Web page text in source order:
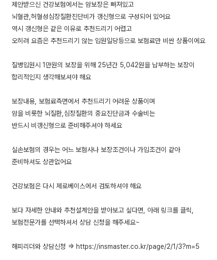
제안받으신 건강보험에서는 암보장은 빠져있고
뇌혈관,허혈성심장질환진단비가 갱신형으로 구성되어 있어요
역시 갱신형은 같은 이유로 추천드리기 어렵고
오히려 요즘은 추천드리기 않는 입원일당등으로 보험료만 비싼 상품이에요
질병입원시 1만원의 보장을 위해 25년간 5,042원을 납부하는 보장이
합리적인지 생각해보셔야 해요
보장내용, 보험료측면에서 추천드리기 어려운 상품이며
암을 비롯한 뇌질환,심장질환의 중요진단금과 수술비는
반드시 비갱신형으로 준비해주셔야 하세요
실손보험의 경우는 어느 보험사나 보장조건이나 가입조건이 같아
준비하셔도 상관없어요
건강보험은 다시 제로베이스에서 검토하셔야 해요
보다 자세한 안내와 추천설계안을 받아보고 싶다면, 아래 링크를 클릭,
보험전문가를 선택하셔서 상담 신청을 해주세요~